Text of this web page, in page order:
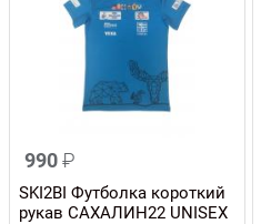
990₽
SKI2BI Футболка короткий
рукав САХАЛИН22 UNISEX